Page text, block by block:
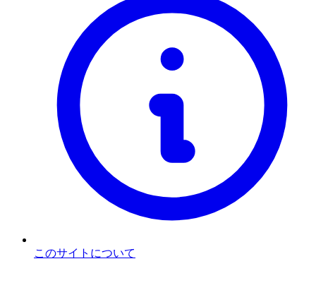
このサイトについて